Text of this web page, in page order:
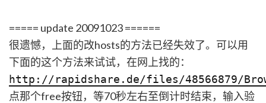
===== update 20091023 ======
很遗憾，上面的改hosts的方法已经失效了。可以用
下面的这个方法来试试，在网上找的：
http://rapidshare.de/files/48566879/
点那个free按钮，等70秒左右至倒计时结束，输入验